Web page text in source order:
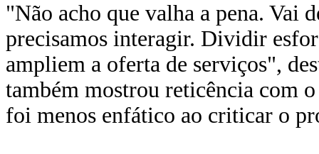
"Não acho que valha a pena. Vai
precisamos interagir. Dividir
ampliem a oferta de serviços",
também mostrou reticência com
foi menos enfático ao criticar o